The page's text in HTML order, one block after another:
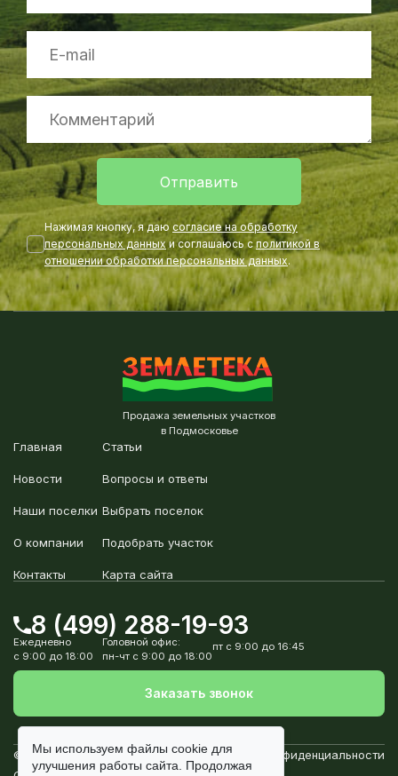
Отправить
Нажимая кнопку, я даю согласие на обработку
персональных данныхи соглашаюсь сполитикой в
отношении обработки персональных данных.
Продажа земельных участков
в Подмосковье
Главная
Новости
Наши поселки
О компании
Контакты
Статьи
Вопросы и ответы
Выбрать поселок
Подобрать участок
Карта сайта
8 (499) 288-19-93
Ежедневно
с 9:00 до 18:00
Головной офис:
пн-чт с 9:00 до 18:00
пт с 9:00 до 16:45
Заказать звонок
© Землетека, 2010-2026
Политика конфиденциальности
Мы используем файлы cookie для
улучшения работы сайта. Продолжая